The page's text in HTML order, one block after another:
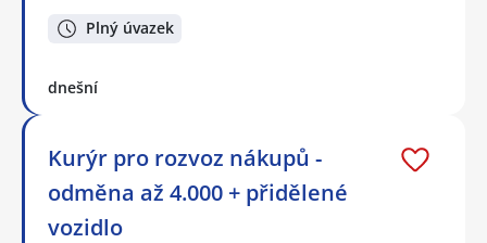
Plný úvazek
dnešní
Kurýr pro rozvoz nákupů -
odměna až 4.000 + přidělené
vozidlo